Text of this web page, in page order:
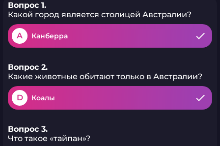
Вопрос 1.
Какой город является столицей Австралии?
A Канберра
Вопрос 2.
Какие животные обитают только в Австралии?
D Коалы
Вопрос 3.
Что такое «тайпан»?